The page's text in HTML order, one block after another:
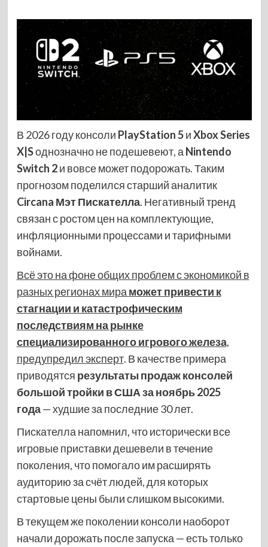
В 2026 году консоли PlayStation 5иXbox Series
X|Sоднозначно не подешевеют, а Nintendo
Switch 2и вовсе может подорожать. Таким
прогнозом поделился старший аналитик
Circana Мэт Пискателла. Негативный тренд
связан с ростом цен на комплектующие,
инфляционными процессами и тарифными
войнами.
Всё это на фоне общих проблем с экономикой в
разных регионах мира может привести к
стагнации и катастрофическим
последствиям на рынке
специализированного игрового железа,
предупредил эксперт. В качестве примера
приводятся результаты продаж консолей
большой тройки в США за ноябрь 2025
года— худшие за последние 30 лет.
Пискателла напомнил, что исторически все
игровые приставки дешевели в течение
поколения, что помогало им расширять
аудиторию за счёт людей, для которых
стартовые цены были слишком высокими.
В текущем же поколении консоли наоборот
начали дорожать после запуска — есть только